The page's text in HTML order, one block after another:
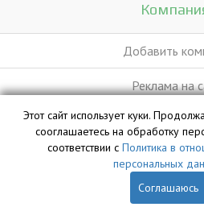
Добавить
Реклама на
База данных сайта vyvoz.org
собственностью ООО «Профит»
Этот сайт использует куки.
сооглашаетесь на обработку
соответствии с Политика в
персональных
Соглашаюсь